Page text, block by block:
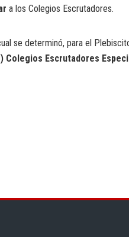
a los Colegios Escrutadores.
se determinó, para el
Escrutadores